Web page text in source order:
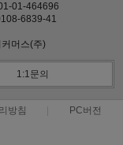
01-464696
6839-41
머스(주)
1:1문의
방침 PC버전